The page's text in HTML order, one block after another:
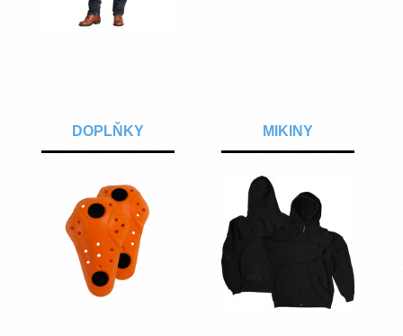
DOPLŇKY MIKINY